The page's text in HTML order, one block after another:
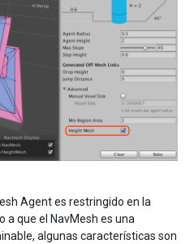
Agent es restringido en la
a que el NavMesh es una
algunas características son